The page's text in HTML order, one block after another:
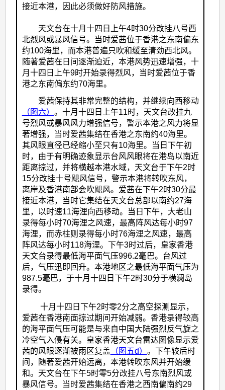
接近本港，因此必须做好防风措施。
天文台在十月十四日上午4时30分改挂八号西
北烈风或暴风信号。当时爱茜位于香港之东南偏东
约100海里，而本港普遍只吹和缓至清劲西北风。
随著爱茜在日间逐渐迫近，本港风势迅速增强，十
月十四日上午9时开始录得烈风，当时爱茜位于香
港之东南偏东约70海里。
爱茜保持其非常完整的结构，并继续向西移动
（图六） 。十月十四日上午11时，天文台改挂九
号烈风或暴风风力增强信号，警示本港之风力将显
著增强，当时爱茜集结在香港之东南约40海里。
其风眼直径已经缩小至只有10海里。当日下午初
时，由于有明确迹象显示台风风眼将在港岛以南近
距离掠过，并将横越本港水域，天文台于下午2时
15分改挂十号飓风信号，警示本港将转吹东风，
离岸及香港南部会吹飓风。爱茜在下午2时30分最
接近本港，当时它集结在天文台总部以南约27海
里，以时速11海浬向西移动。当日下午，大老山
录得每小时70海浬之风速，最高阵风达每小时97
海浬，而赤柱则录得每小时76海浬之风速，最高
阵风达每小时118海浬。下午3时过后，皇家香港
天文台录得最低海平面气压996.2毫巴。台风过
后，气压迅即回升。本港地区之最低海平面气压为
987.5毫巴，于十月十四日下午2时30分于横澜岛
录得。
十月十四日下午2时零2分之高空探测显示，
爱茜在香港南面掠过期间开始减弱。香港录得较高
的海平面气压可能是与来自中国大陆强烈反气旋之
冷空气入侵有关。皇家香港天文台雷达图像显示爱
茜的风眼逐渐被雨区复盖 （图五d） 。下午较后时
间，随著爱茜开始远离，本港转吹东风并开始缓
和。天文台在下午5时零5分改挂八号东南烈风或
暴风信号。当时爱茜集结在香港之西南偏南约29